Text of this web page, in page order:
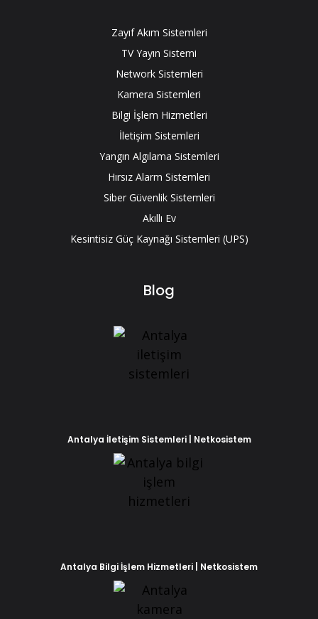
Zayıf Akım Sistemleri
TV Yayın Sistemi
Network Sistemleri
Kamera Sistemleri
Bilgi İşlem Hizmetleri
İletişim Sistemleri
Yangın Algılama Sistemleri
Hırsız Alarm Sistemleri
Siber Güvenlik Sistemleri
Akıllı Ev
Kesintisiz Güç Kaynağı Sistemleri (UPS)
Blog
Antalya İletişim Sistemleri | Netkosistem
Antalya Bilgi İşlem Hizmetleri | Netkosistem